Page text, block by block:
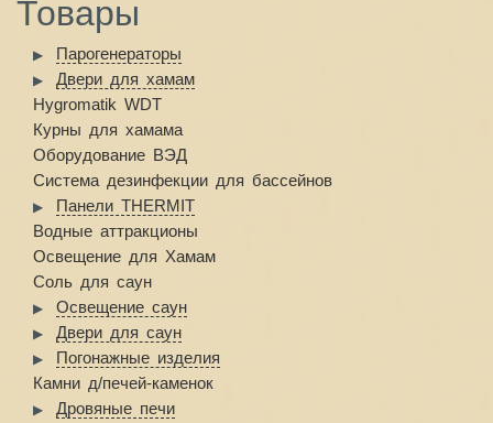
Товары
Парогенераторы
Двери для хамам
Hygromatik WDT
Курны для хамама
Оборудование ВЭД
Система дезинфекции для бассейнов
Панели THERMIT
Водные аттракционы
Освещение для Хамам
Соль для саун
Освещение саун
Двери для саун
Погонажные изделия
Камни д/печей-каменок
Дровяные печи